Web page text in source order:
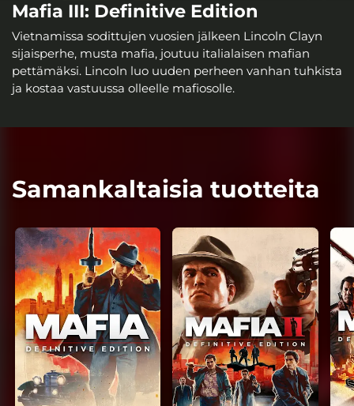
Mafia III: Definitive Edition
Vietnamissa sodittujen vuosien jälkeen Lincoln Clayn
sijaisperhe, musta mafia, joutuu italialaisen mafian
pettämäksi. Lincoln luo uuden perheen vanhan tuhkista
ja kostaa vastuussa olleelle mafiosolle.
Samankaltaisia tuotteita